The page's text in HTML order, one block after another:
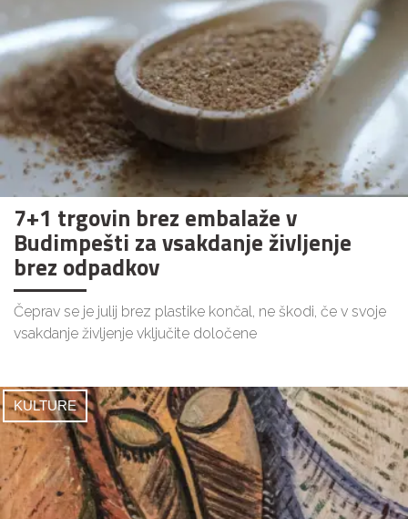
7+1 trgovin brez embalaže v
Budimpešti za vsakdanje življenje
brez odpadkov
Čeprav se je julij brez plastike končal, ne škodi, če v svoje
vsakdanje življenje vključite določene
KULTURE